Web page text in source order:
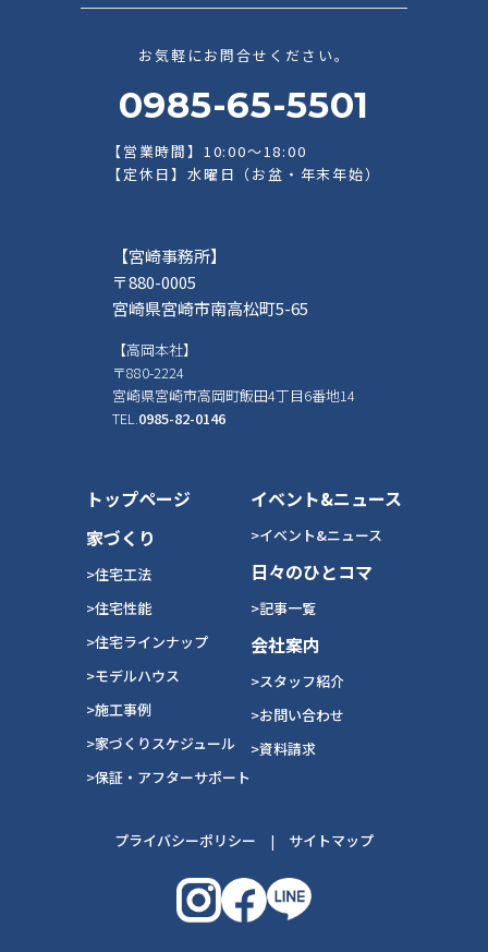
お気軽にお問合せください。
0985-65-5501
【営業時間】10:00～18:00
【定休日】水曜日（お盆・年末年始）
【宮崎事務所】
〒880-0005
宮崎県宮崎市南高松町5-65
【高岡本社】
〒880-2224
宮崎県宮崎市高岡町飯田4丁目6番地14
TEL. 0985-82-0146
トップページ
家づくり
>住宅工法
>住宅性能
>住宅ラインナップ
>モデルハウス
>施工事例
>家づくりスケジュール
>保証・アフターサポート
イベント&ニュース
>イベント&ニュース
日々のひとコマ
>記事一覧
会社案内
>スタッフ紹介
>お問い合わせ
>資料請求
プライバシーポリシー | サイトマップ